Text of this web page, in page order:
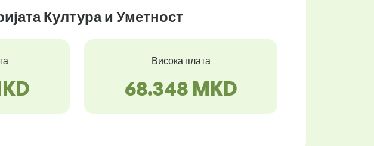
Култура и Уметност
Висока плата
68.348 MKD